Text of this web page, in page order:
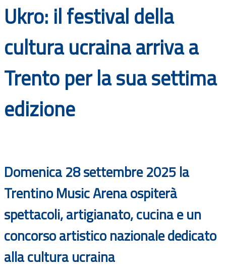
Bandi
Guide
Ukro: il festival della
cultura ucraina arriva a
Trento per la sua settima
edizione
Domenica 28 settembre 2025 la
Trentino Music Arena ospiterà
spettacoli, artigianato, cucina e un
concorso artistico nazionale dedicato
alla cultura ucraina